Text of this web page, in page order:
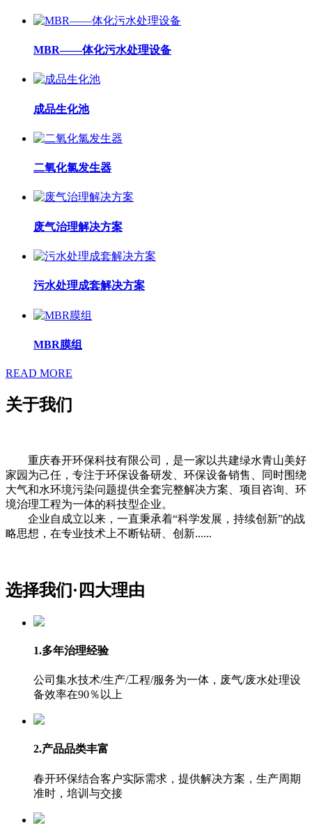
MBR——体化污水处理设备
成品生化池
二氧化氯发生器
废气治理解决方案
污水处理成套解决方案
MBR膜组
READ MORE
关于我们
重庆春开环保科技有限公司，是一家以共建绿水青山美好
家园为己任，专注于环保设备研发、环保设备销售、同时围绕
大气和水环境污染问题提供全套完整解决方案、项目咨询、环
境治理工程为一体的科技型企业。
企业自成立以来，一直秉承着“科学发展，持续创新”的战
略思想，在专业技术上不断钻研、创新......
选择我们· 四大理由
1.多年治理经验
公司集水技术/生产/工程/服务为一体，废气/废水处理设
备效率在90％以上
2.产品品类丰富
春开环保结合客户实际需求，提供解决方案，生产周期
准时，培训与交接